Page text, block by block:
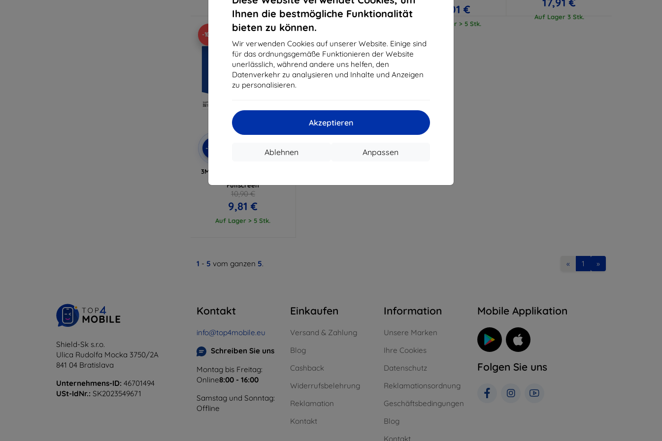
Ihnen die bestmögliche Funktionalität
bieten zu können.
Wir verwenden Cookies auf unserer Website. Einige sind
für das ordnungsgemäße Funktionieren der Website
unerlässlich, während andere uns helfen, den
Datenverkehr zu analysieren und Inhalte und Anzeigen
zu personalisieren.
Akzeptieren
Anpassen
Ablehnen
Auf Lager > 5 Stk. Auf Lager > 5 Stk.
17,01 €
Auf Lager > 5 Stk.
Auf Lager 3 Stk.
-10%
-10% EXTRA10
3MK Folie ARC Garett Lady
Fullscreen
10,90 €
9,81 €
Auf Lager > 5 Stk.
1 - 5 vom ganzen 5. « 1 »
Shield-Sk s.r.o.
Ulica Rudolfa Mocka 3750/2A
841 04 Bratislava
Unternehmens-ID: 46701494
USt-IdNr.: SK2023549671
Kontakt
info@top4mobile.eu
Schreiben Sie uns
Montag bis Freitag:
Online8:00 - 16:00
Samstag und Sonntag:
Offline
Einkaufen
Versand & Zahlung
Blog
Cashback
Widerrufsbelehrung
Reklamation
Kontakt
Information
Unsere Marken
Ihre Cookies
Datenschutz
Reklamationsordnung
Geschäftsbedingungen
Blog
Kontakt
Mobile Applikation
Folgen Sie uns